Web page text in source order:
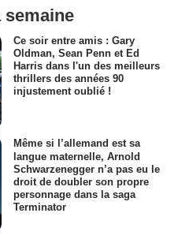
semaine
Ce soir entre amis : Gary
Oldman, Sean Penn et Ed
Harris dans l'un des meilleurs
thrillers des années 90
injustement oublié !
Même si l’allemand est sa
langue maternelle, Arnold
Schwarzenegger n’a pas eu le
droit de doubler son propre
personnage dans la saga
Terminator